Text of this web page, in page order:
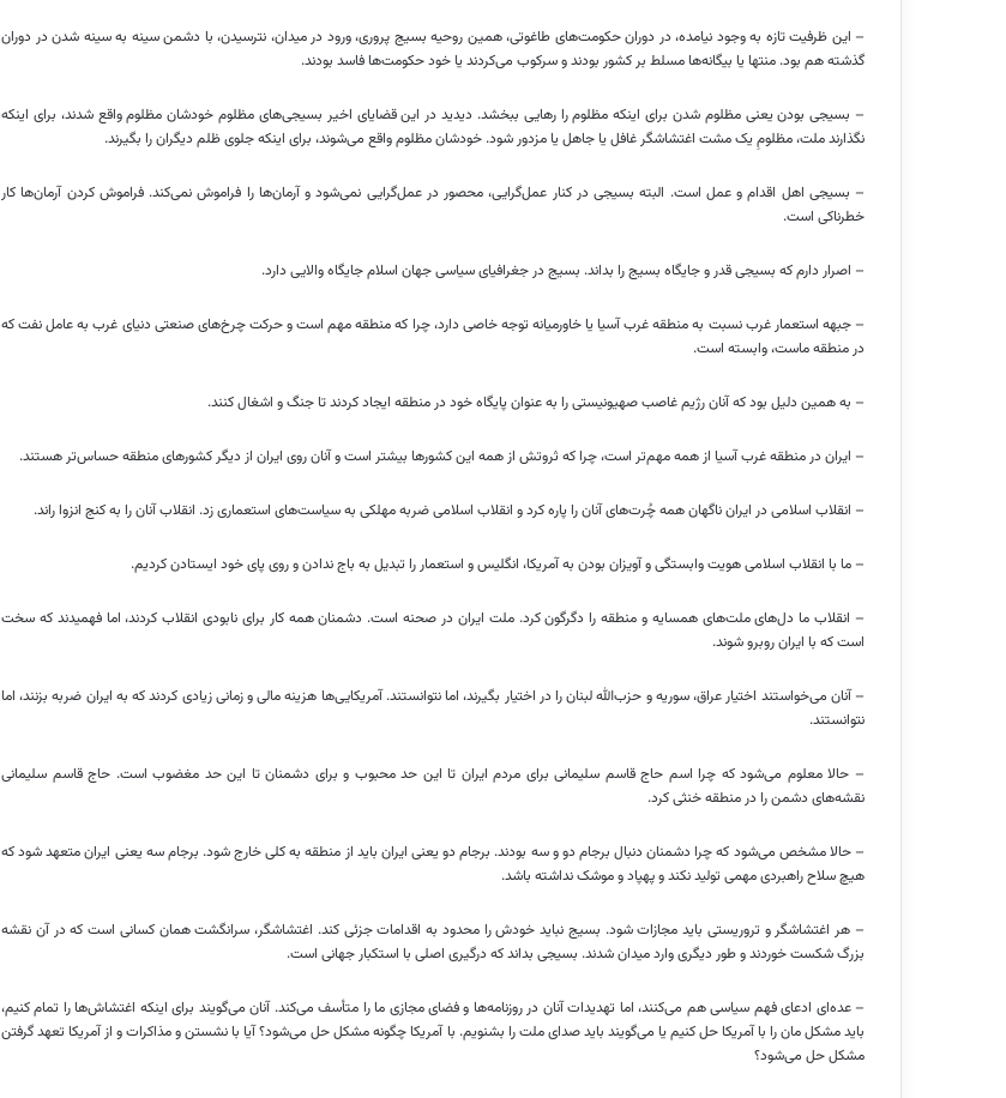
– این ظرفیت تازه به وجود نیامده، در دوران حکومت‌های طاغوتی، همین روحیه بسیج پروری، ورود در میدان، نترسیدن، با دشمن سینه به سینه شدن در دوران
گذشته هم بود. منتها یا بیگانه‌ها مسلط بر کشور بودند و سرکوب می‌کردند یا خود حکومت‌ها فاسد بودند.
– بسیجی بودن یعنی مظلوم شدن برای اینکه مظلوم را رهایی ببخشد. دیدید در این قضایای اخیر بسیجی‌های مظلوم خودشان مظلوم واقع شدند، برای اینکه
نگذارند ملت، مظلومِ یک مشت اغتشاشگر غافل یا جاهل یا مزدور شود. خودشان مظلوم واقع می‌شوند، برای اینکه جلوی ظلم دیگران را بگیرند.
– بسیجی اهل اقدام و عمل است. البته بسیجی در کنار عمل‌گرایی، محصور در عمل‌گرایی نمی‌شود و آرمان‌ها را فراموش نمی‌کند. فراموش کردن آرمان‌ها کار
خطرناکی است.
– اصرار دارم که بسیجی قدر و جایگاه بسیج را بداند. بسیج در جغرافیای سیاسی جهان اسلام جایگاه والایی دارد.
– جبهه استعمار غرب نسبت به منطقه غرب آسیا یا خاورمیانه توجه خاصی دارد، چرا که منطقه مهم است و حرکت چرخ‌های صنعتی دنیای غرب به عامل نفت که
در منطقه ماست، وابسته است.
– به همین دلیل بود که آنان رژیم غاصب صهیونیستی را به عنوان پایگاه خود در منطقه ایجاد کردند تا جنگ و اشغال کنند.
– ایران در منطقه غرب آسیا از همه مهم‌تر است، چرا که ثروتش از همه این کشورها بیشتر است و آنان روی ایران از دیگر کشورهای منطقه حساس‌تر هستند.
– انقلاب اسلامی در ایران ناگهان همه چُرت‌های آنان را پاره کرد و انقلاب اسلامی ضربه مهلکی به سیاست‌های استعماری زد. انقلاب آنان را به کنج انزوا راند.
– ما با انقلاب اسلامی هویت وابستگی و آویزان بودن به آمریکا، انگلیس و استعمار را تبدیل به باج ندادن و روی پای خود ایستادن کردیم.
– انقلاب ما دل‌های ملت‌های همسایه و منطقه را دگرگون کرد. ملت ایران در صحنه است. دشمنان همه کار برای نابودی انقلاب کردند، اما فهمیدند که سخت
است که با ایران روبرو شوند.
– آنان می‌خواستند اختیار عراق، سوریه و حزب‌الله لبنان را در اختیار بگیرند، اما نتوانستند. آمریکایی‌ها هزینه مالی و زمانی زیادی کردند که به ایران ضربه بزنند، اما
نتوانستند.
– حالا معلوم می‌شود که چرا اسم حاج قاسم سلیمانی برای مردم ایران تا این حد محبوب و برای دشمنان تا این حد مغضوب است. حاج قاسم سلیمانی
نقشه‌های دشمن را در منطقه خنثی کرد.
– حالا مشخص می‌شود که چرا دشمنان دنبال برجام دو و سه بودند. برجام دو یعنی ایران باید از منطقه به کلی خارج شود. برجام سه یعنی ایران متعهد شود که
هیچ سلاح راهبردی مهمی تولید نکند و پهپاد و موشک نداشته باشد.
– هر اغتشاشگر و تروریستی باید مجازات شود. بسیج نباید خودش را محدود به اقدامات جزئی کند. اغتشاشگر، سرانگشت همان کسانی است که در آن نقشه
بزرگ شکست خوردند و طور دیگری وارد میدان شدند. بسیجی بداند که درگیری اصلی با استکبار جهانی است.
– عده‌ای ادعای فهم سیاسی هم می‌کنند، اما تهدیدات آنان در روزنامه‌ها و فضای مجازی ما را متأسف می‌کند. آنان می‌گویند برای اینکه اغتشاش‌ها را تمام کنیم،
باید مشکل مان را با آمریکا حل کنیم یا می‌گویند باید صدای ملت را بشنویم. با آمریکا چگونه مشکل حل می‌شود؟ آیا با نشستن و مذاکرات و از آمریکا تعهد گرفتن
مشکل حل می‌شود؟